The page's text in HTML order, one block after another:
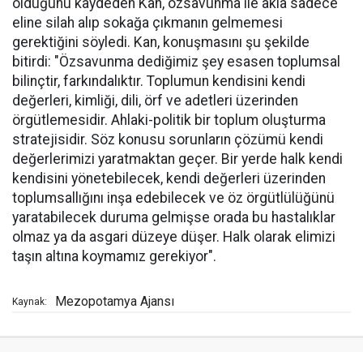
eline silah alıp sokağa çıkmanın gelmemesi
gerektiğini söyledi. Kan, konuşmasını şu şekilde
bitirdi: "Özsavunma dediğimiz şey esasen toplumsal
bilinçtir, farkındalıktır. Toplumun kendisini kendi
değerleri, kimliği, dili, örf ve adetleri üzerinden
örgütlemesidir. Ahlaki-politik bir toplum oluşturma
stratejisidir. Söz konusu sorunların çözümü kendi
değerlerimizi yaratmaktan geçer. Bir yerde halk kendi
kendisini yönetebilecek, kendi değerleri üzerinden
toplumsallığını inşa edebilecek ve öz örgütlülüğünü
yaratabilecek duruma gelmişse orada bu hastalıklar
olmaz ya da asgari düzeye düşer. Halk olarak elimizi
taşın altına koymamız gerekiyor".
Kaynak: Mezopotamya Ajansı